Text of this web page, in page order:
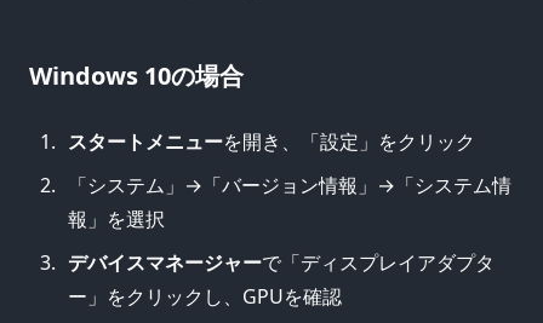
Windows 10の場合
スタートメニューを開き、「設定」をクリック
「システム」→「バージョン情報」→「システム情
報」を選択
デバイスマネージャーで「ディスプレイアダプタ
ー」をクリックし、GPUを確認